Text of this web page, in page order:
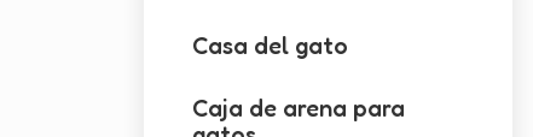
Casa del gato
Caja de arena para